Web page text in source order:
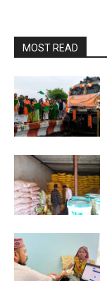
MOST READ